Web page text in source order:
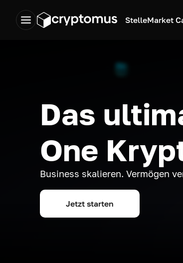
StelleMarket
Das
One
Business skalieren. Vermögen
Jetzt starten